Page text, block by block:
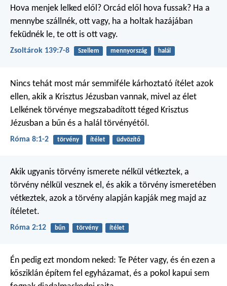
Hova menjek lelked elől? Orcád elől hova fussak? Ha a
mennybe szállnék, ott vagy, ha a holtak hazájában
feküdnék le, te ott is ott vagy.
Zsoltárok 139:7-8 Szellem mennyország halál
Nincs tehát most már semmiféle kárhoztató ítélet azok
ellen, akik a Krisztus Jézusban vannak, mivel az élet
Lelkének törvénye megszabadított téged Krisztus
Jézusban a bűn és a halál törvényétől.
Róma 8:1-2 törvény ítélet üdvözítő
Akik ugyanis törvény ismerete nélkül vétkeztek, a
törvény nélkül vesznek el, és akik a törvény ismeretében
vétkeztek, azok a törvény alapján kapják meg majd az
ítéletet.
Róma 2:12 bűn törvény ítélet
Én pedig ezt mondom neked: Te Péter vagy, és én ezen a
kősziklán építem fel egyházamat, és a pokol kapui sem